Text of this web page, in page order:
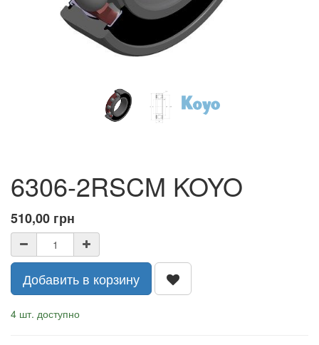
6306-2RSCM KOYO
510,00 грн
Добавить в корзину
4 шт. доступно